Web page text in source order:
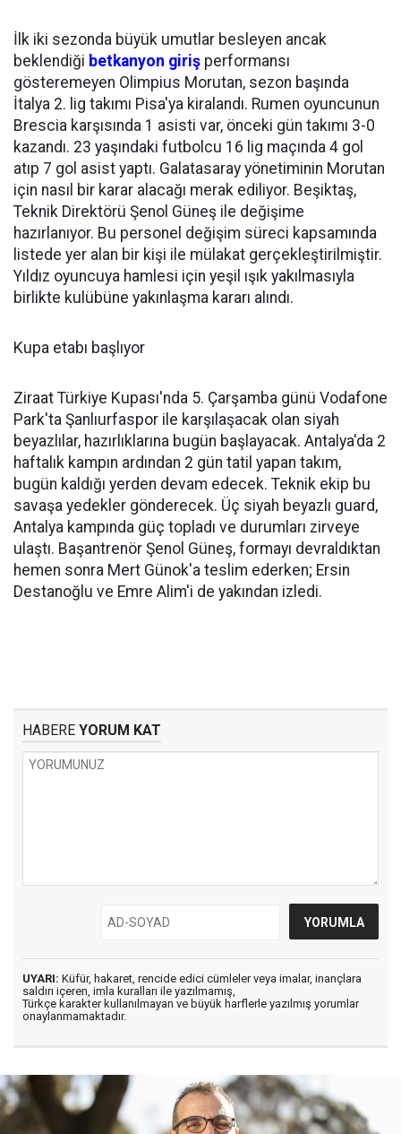
İlk iki sezonda büyük umutlar besleyen ancak
beklendiği betkanyon giriş performansı
gösteremeyen Olimpius Morutan, sezon başında
İtalya 2. lig takımı Pisa'ya kiralandı. Rumen oyuncunun
Brescia karşısında 1 asisti var, önceki gün takımı 3-0
kazandı. 23 yaşındaki futbolcu 16 lig maçında 4 gol
atıp 7 gol asist yaptı. Galatasaray yönetiminin Morutan
için nasıl bir karar alacağı merak ediliyor. Beşiktaş,
Teknik Direktörü Şenol Güneş ile değişime
hazırlanıyor. Bu personel değişim süreci kapsamında
listede yer alan bir kişi ile mülakat gerçekleştirilmiştir.
Yıldız oyuncuya hamlesi için yeşil ışık yakılmasıyla
birlikte kulübüne yakınlaşma kararı alındı.
Kupa etabı başlıyor
Ziraat Türkiye Kupası'nda 5. Çarşamba günü Vodafone
Park'ta Şanlıurfaspor ile karşılaşacak olan siyah
beyazlılar, hazırlıklarına bugün başlayacak. Antalya'da 2
haftalık kampın ardından 2 gün tatil yapan takım,
bugün kaldığı yerden devam edecek. Teknik ekip bu
savaşa yedekler gönderecek. Üç siyah beyazlı guard,
Antalya kampında güç topladı ve durumları zirveye
ulaştı. Başantrenör Şenol Güneş, formayı devraldıktan
hemen sonra Mert Günok'a teslim ederken; Ersin
Destanoğlu ve Emre Alim'i de yakından izledi.
HABERE YORUM KAT
UYARI: Küfür, hakaret, rencide edici cümleler veya imalar, inançlara
saldırı içeren, imla kuralları ile yazılmamış,
Türkçe karakter kullanılmayan ve büyük harflerle yazılmış yorumlar
onaylanmamaktadır.